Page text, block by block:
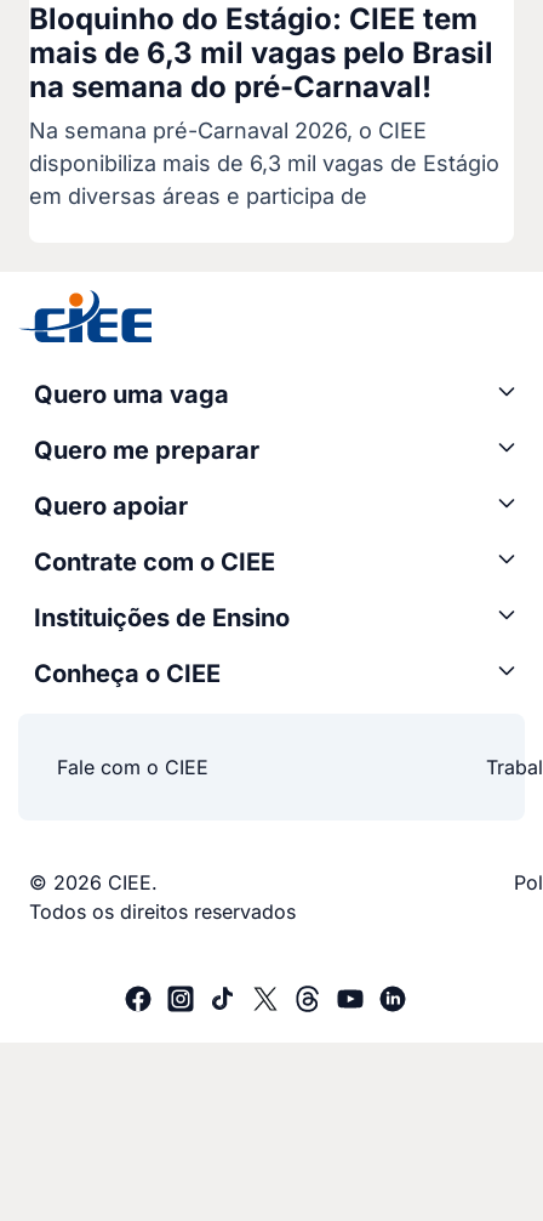
Bloquinho do Estágio: CIEE tem
mais de 6,3 mil vagas pelo Brasil
na semana do pré-Carnaval!
Na semana pré-Carnaval 2026, o CIEE
disponibiliza mais de 6,3 mil vagas de Estágio
em diversas áreas e participa de
Quero uma vaga
Quero me preparar
Quero apoiar
Contrate com o CIEE
Instituições de Ensino
Conheça o CIEE
Fale com o CIEE
© 2026 CIEE.
Todos os direitos reservados